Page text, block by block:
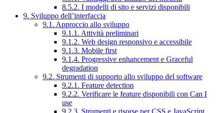
8.5.2. I modelli di sito e servizi disponibili
9. Sviluppo dell’interfaccia
9.1. Approccio allo sviluppo
9.1.1. Attività preliminari
9.1.2. Web design responsivo e accessibile
9.1.3. Mobile first
9.1.4. Progressive enhancement e Graceful
degradation
9.2. Strumenti di supporto allo sviluppo del software
9.2.1. Feature detection
9.2.2. Verificare le feature disponibili con Can I
use
9.2.3. Strumenti e risorse per CSS e JavaScript